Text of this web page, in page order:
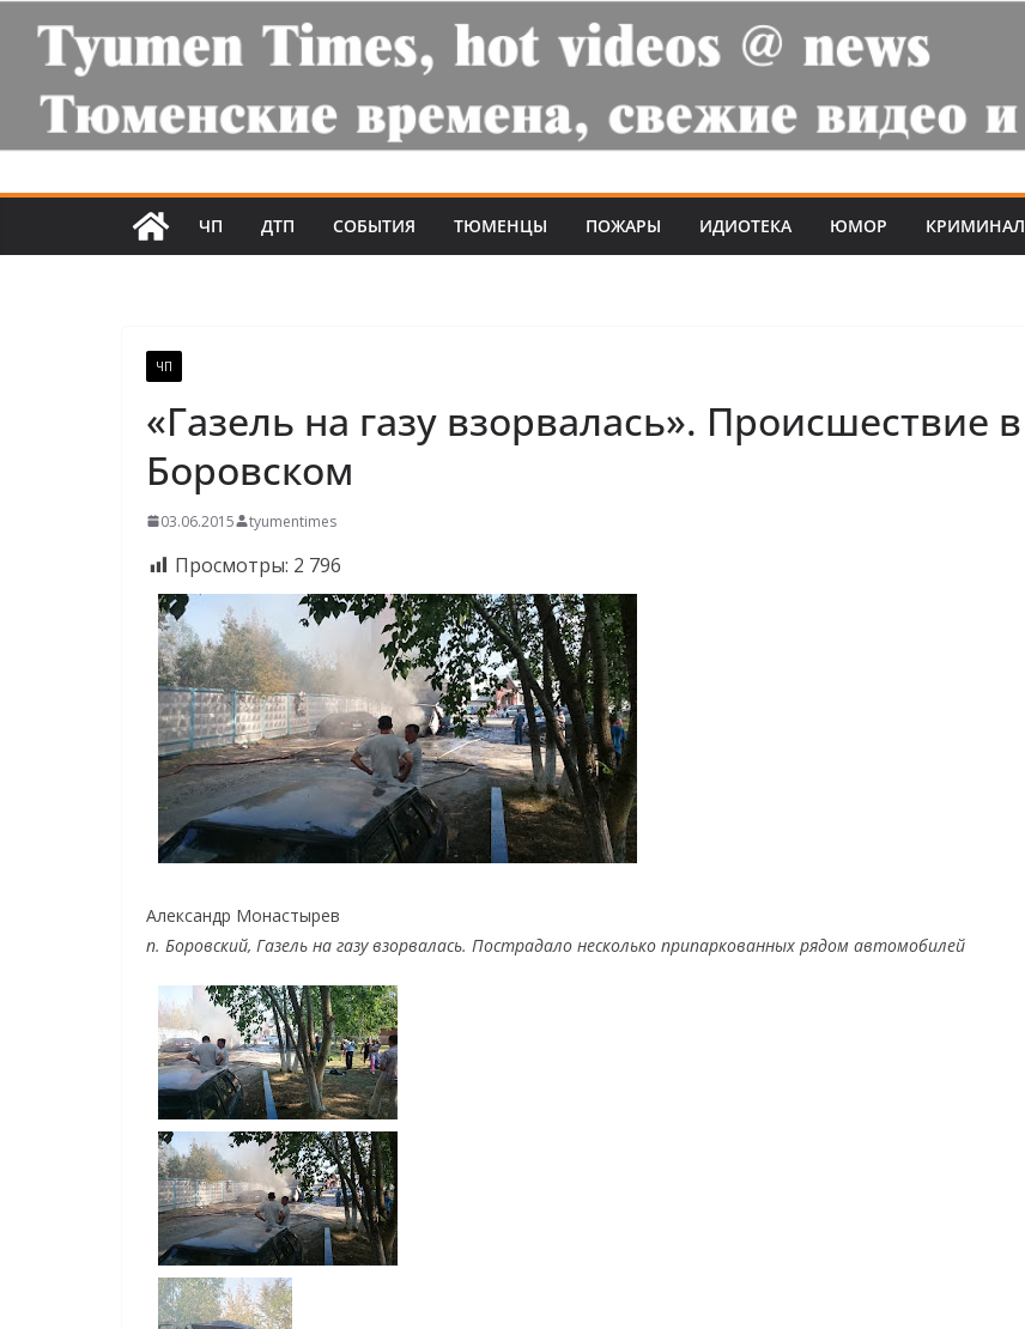
ЧП ДТП СОБЫТИЯ ТЮМЕНЦЫ ПОЖАРЫ ИДИОТЕКА ЮМОР КРИМИНАЛ
ЧП
«Газель на газу взорвалась». Происшествие в
Боровском
03.06.2015 tyumentimes
Просмотры: 2 796
Александр Монастырев
п. Боровский, Газель на газу взорвалась. Пострадало несколько припаркованных рядом автомобилей